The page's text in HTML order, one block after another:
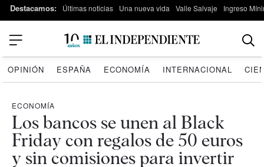
Destacamos: Últimas noticias Una nueva vida Valle Salvaje Ingreso
OPINIÓN ESPAÑA ECONOMÍA INTERNACIONAL
ECONOMÍA
Los bancos se unen al Black
Friday con regalos de 50 euros
y sin comisiones para invertir